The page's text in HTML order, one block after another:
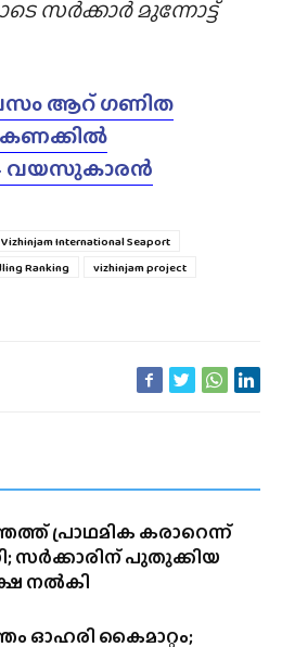
സർക്കാർ മുന്നോട്ട്
ആറ് ഗണിത
വയസുകാരൻ
Vizhinjam International Seaport
Ranking
vizhinjam project
പ്രാഥമിക കരാറെന്ന്
സർക്കാരിന് പുതുക്കിയ
നൽകി
ഓഹരി കൈമാറ്റം;